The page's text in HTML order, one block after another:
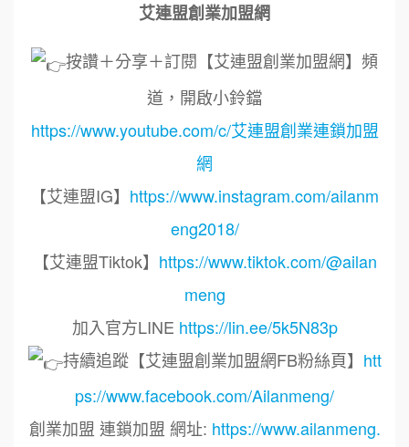
艾連盟創業加盟網
按讚＋分享＋訂閱【艾連盟創業加盟網】頻
道，開啟小鈴鐺
https://www.youtube.com/c/艾連盟創業連鎖加盟
網
【艾連盟IG】 https://www.instagram.com/ailanm
eng2018/
【艾連盟Tiktok】 https://www.tiktok.com/@ailan
meng
加入官方LINE https://lin.ee/5k5N83p
持續追蹤【艾連盟創業加盟網FB粉絲頁】 htt
ps://www.facebook.com/Ailanmeng/
創業加盟 連鎖加盟 網址: https://www.ailanmeng.